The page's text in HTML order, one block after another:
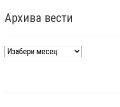
Архива вести
Архива